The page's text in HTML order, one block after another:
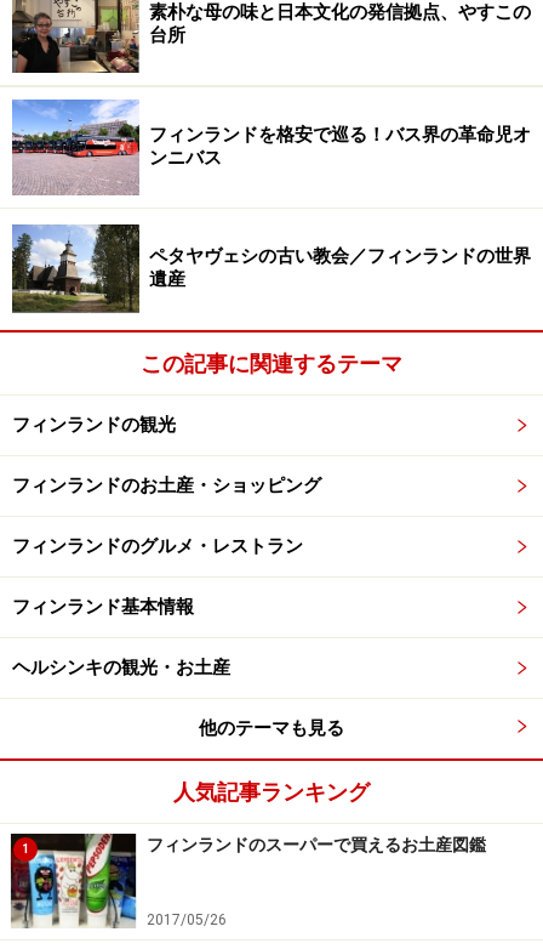
つまり、昨年の同じ時期がこのような気候だったらしい
から、という情報のみで今年の気候をも決めてかかるの
は危険です。現地で発表されている天気予報を、直前ま
でまめにチェックし、リアルな状況を十分に把握した上
で、観光計画や衣類の準備に臨みましょう。
<INDEX>
フィンランドの気象情報サイト
春（3・4・5月）の気候・服装チェック
夏（6・7・8月）の気候・服装チェック
秋（9・10・11月）の気候・服装チェック
冬（12・1・2月）の気候・服装チェック
防「暗」対策も忘れずに！
こまめにチェックしたい、フィンランドの
気象情報サイト
フィンランド国内で活用されている2大気象情報サイト
（フォレカ・フィンランド／日本語対
応）
■Ilmatieteen laitos
応）
素朴な母の味と日本文化の発信拠点、やすこの
台所
フィンランドを格安で巡る！バス界の革命児オ
ンニバス
ペタヤヴェシの古い教会／フィンランドの世界
遺産
この記事に関連するテーマ
フィンランドの観光
フィンランドのお土産・ショッピング
フィンランドのグルメ・レストラン
フィンランド基本情報
ヘルシンキの観光・お土産
他のテーマも見る
人気記事ランキング
1 フィンランドのスーパーで買えるお土産図鑑
2017/05/26